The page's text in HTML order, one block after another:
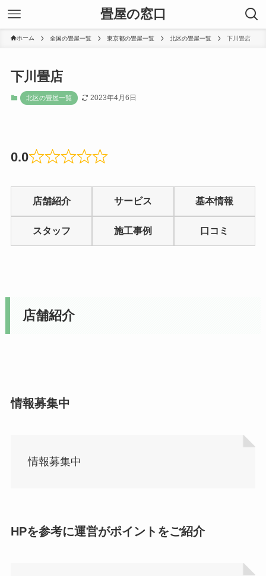
畳屋の窓口
ホーム 全国の畳屋一覧 東京都の畳屋一覧 北区の畳屋一覧 下川畳店
下川畳店
北区の畳屋一覧 2023年4月6日
0.0
Rated
0
out
5
店舗紹介 サービス 基本情報
スタッフ 施工事例 口コミ
店舗紹介
情報募集中
情報募集中
HPを参考に運営がポイントをご紹介